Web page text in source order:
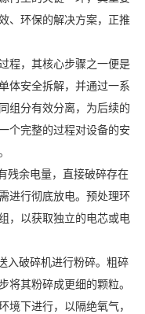
、环保的解决方案，正推
，其核心步骤之一便是
体安全拆解，并通过一系
组分有效分离，为后续的
个完整的过程对设备的安
余电量，直接破碎存在
进行彻底放电。预处理环
，以获取独立的电芯或电
破碎机进行粉碎。粗碎
其粉碎成更细的颗粒。
下进行，以隔绝氧气，